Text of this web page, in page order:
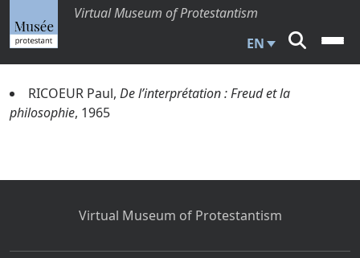
Virtual Museum of Protestantism
EN
RICOEUR Paul, De l’interprétation : Freud et la
philosophie, 1965
Virtual Museum of Protestantism